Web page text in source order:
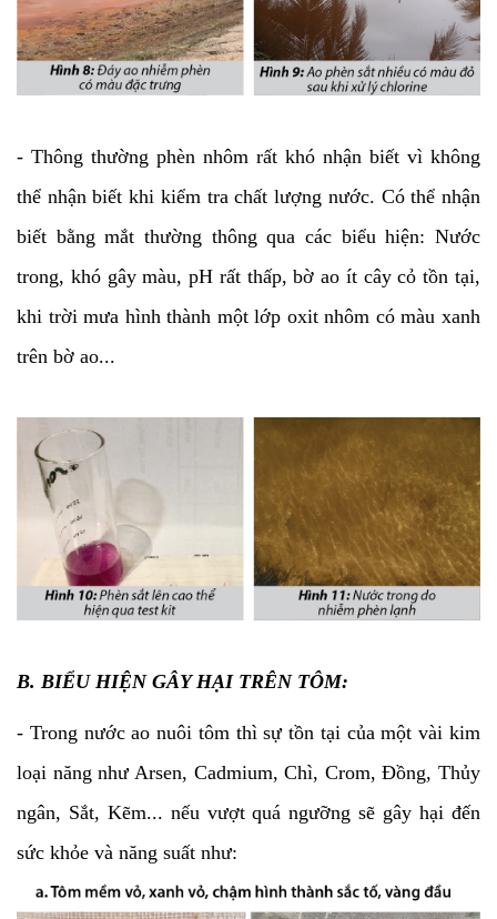
- Thông thường phèn nhôm rất khó nhận biết vì không
thể nhận biết khi kiểm tra chất lượng nước. Có thể nhận
biết bằng mắt thường thông qua các biểu hiện: Nước
trong, khó gây màu, pH rất thấp, bờ ao ít cây cỏ tồn tại,
khi trời mưa hình thành một lớp oxit nhôm có màu xanh
trên bờ ao...
B. BIỂU HIỆN GÂY HẠI TRÊN TÔM:
- Trong nước ao nuôi tôm thì sự tồn tại của một vài kim
loại năng như Arsen, Cadmium, Chì, Crom, Đồng, Thủy
ngân, Sắt, Kẽm... nếu vượt quá ngưỡng sẽ gây hại đến
sức khỏe và năng suất như: